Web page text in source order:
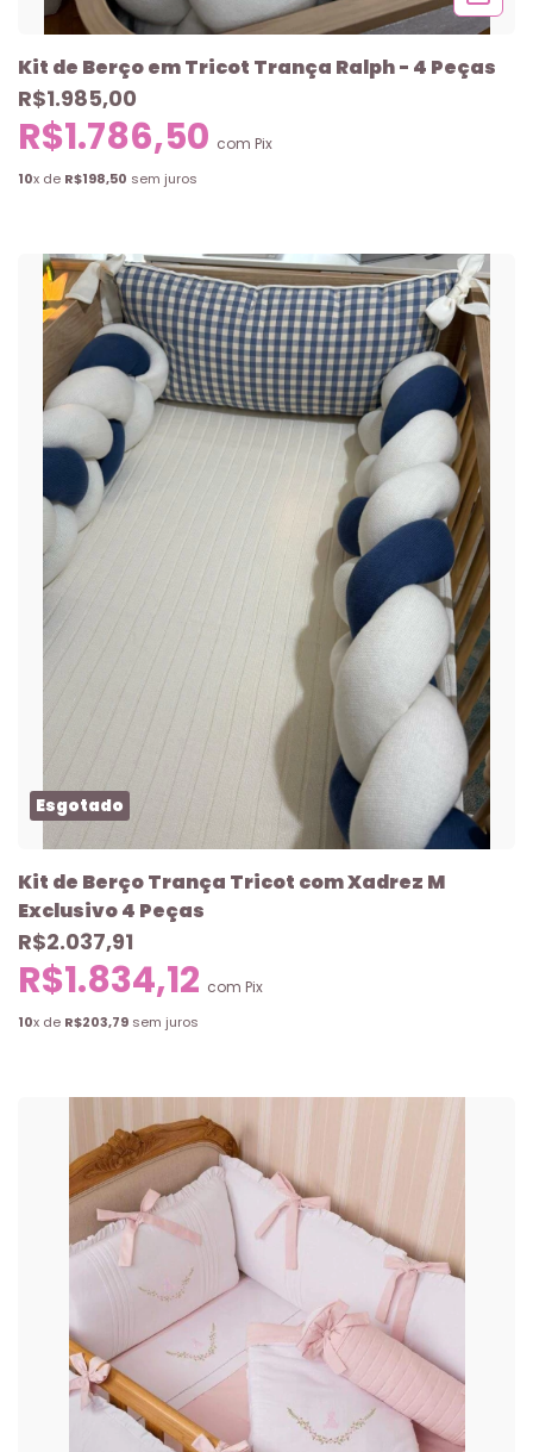
Kit de Berço em Tricot Trança Ralph - 4 Peças
R$1.985,00
R$1.786,50 com Pix
10x de R$198,50 sem juros
Esgotado
Kit de Berço Trança Tricot com Xadrez M
Exclusivo 4 Peças
R$2.037,91
R$1.834,12 com Pix
10x de R$203,79 sem juros